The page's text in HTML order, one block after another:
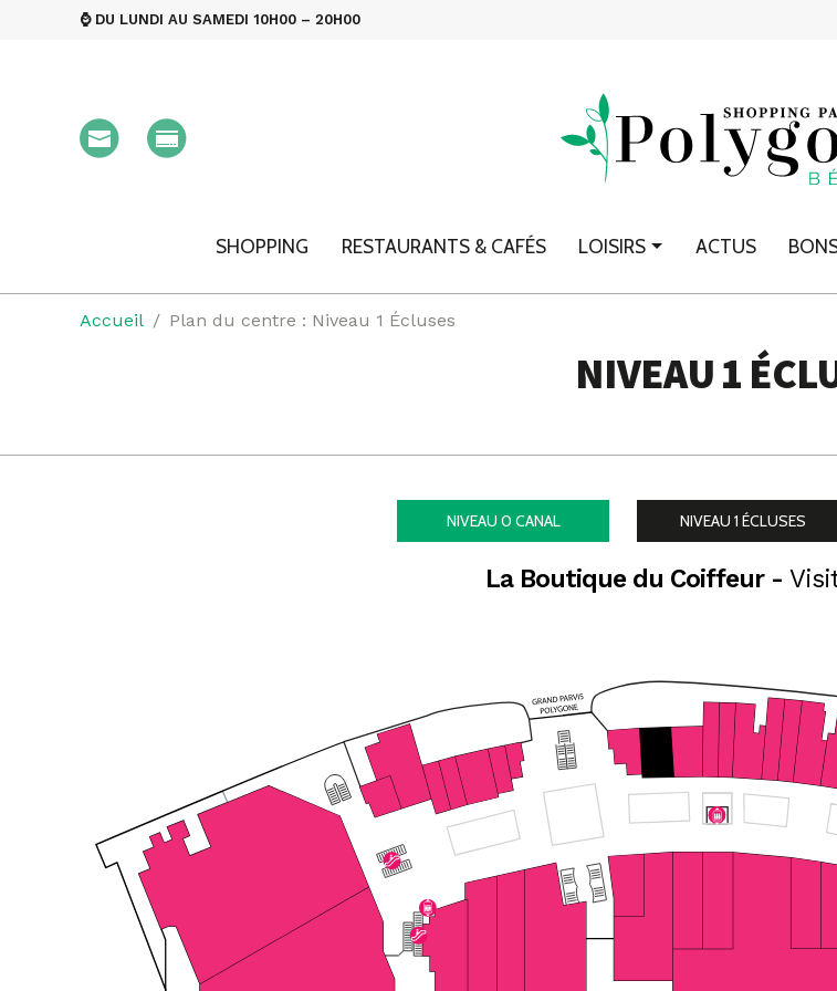
⌚ DU LUNDI AU SAMEDI 10H00 – 20H00
SHOPPING RESTAURANTS & CAFÉS LOISIRS ACTUS
Accueil Plan du centre : Niveau 1 Écluses
NIVEAU 1
NIVEAU 0 CANAL NIVEAU 1 ÉCLUSES
La Boutique du Coiffeur -